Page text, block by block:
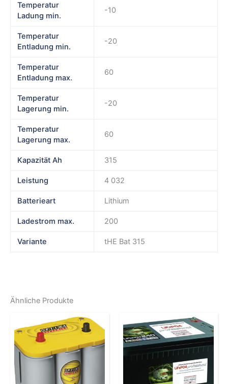
Temperatur
Ladung min.
-10
Temperatur
Entladung min.
-20
Temperatur
Entladung max.
60
Temperatur
Lagerung min.
-20
Temperatur
Lagerung max.
60
Kapazität Ah 315
Leistung 4 032
Batterieart Lithium
Ladestrom max. 200
Variante tHE Bat 315
Ähnliche Produkte